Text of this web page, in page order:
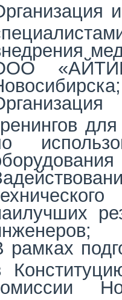
рамках